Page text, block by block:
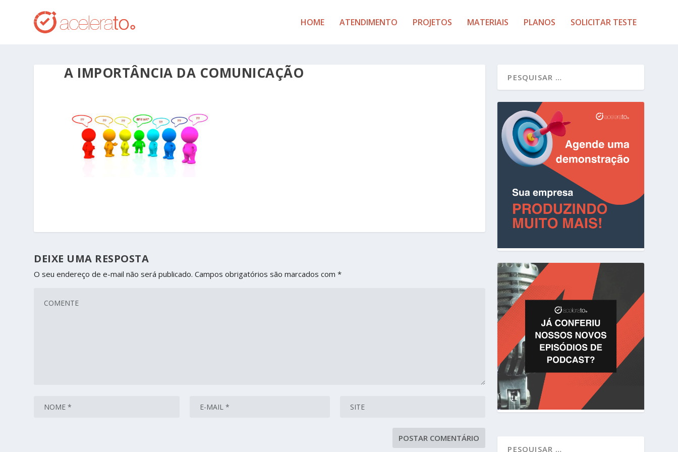
HOME ATENDIMENTO PROJETOS MATERIAIS PLANOS SOLICITAR TESTE
A IMPORTÂNCIA DA COMUNICAÇÃO
DEIXE UMA RESPOSTA
O seu endereço de e-mail não será publicado. Campos obrigatórios são marcados com*